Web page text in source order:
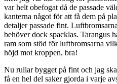
var helt obefogat då de passade
kanterna något för att få dem på
detaljer passade fint.
behöver dock spacklas. Tarangus
ram som stöd för luftbromsarna
höjd mot kroppen, bra!
Nu rullar bygget på fint och jag
få en hel del saker gjorda i varje